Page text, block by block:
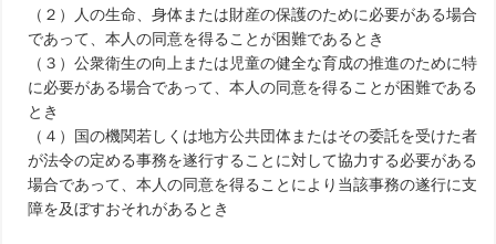
（２）人の生命、身体または財産の保護のために必要がある場合
であって、本人の同意を得ることが困難であるとき
（３）公衆衛生の向上または児童の健全な育成の推進のために特
に必要がある場合であって、本人の同意を得ることが困難である
とき
（４）国の機関若しくは地方公共団体またはその委託を受けた者
が法令の定める事務を遂行することに対して協力する必要がある
場合であって、本人の同意を得ることにより当該事務の遂行に支
障を及ぼすおそれがあるとき